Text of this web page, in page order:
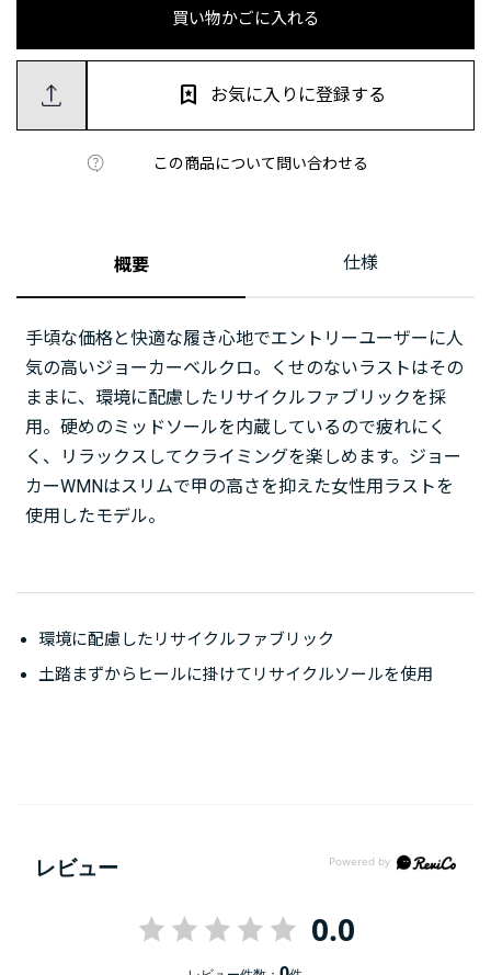
買い物かごに入れる
この商品について問い合わせる
お気に入りに登録する
概要 仕様
手頃な価格と快適な履き心地でエントリーユーザーに人
気の高いジョーカーベルクロ。くせのないラストはその
ままに、環境に配慮したリサイクルファブリックを採
用。硬めのミッドソールを内蔵しているので疲れにく
く、リラックスしてクライミングを楽しめます。ジョー
カーWMNはスリムで甲の高さを抑えた女性用ラストを
使用したモデル。
環境に配慮したリサイクルファブリック
土踏まずからヒールに掛けてリサイクルソールを使用
レビュー
0.0